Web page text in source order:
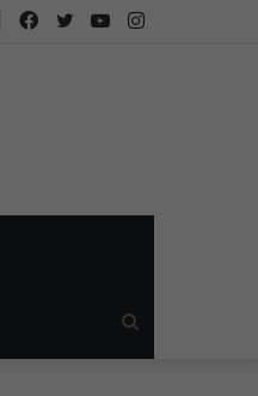
Instagram
YouTube
Twitter
Facebook